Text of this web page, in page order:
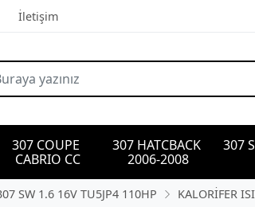
İletişim
307 COUPE
CABRIO CC
307 HATCBACK
2006-2008
307
SW 1.6 16V TU5JP4 110HP KALORİFER